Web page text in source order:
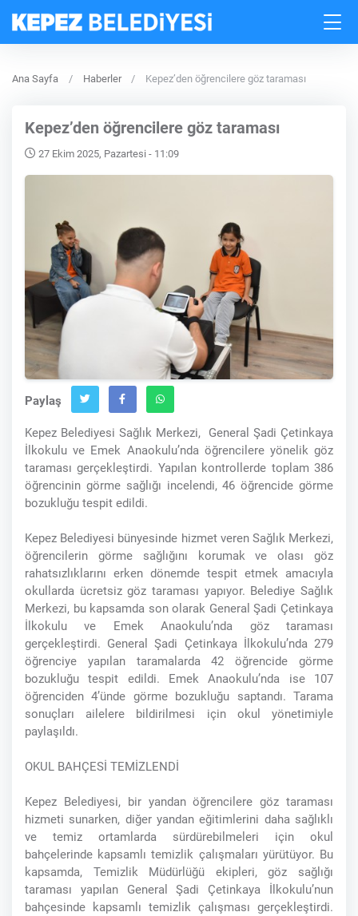
Ana Sayfa Haberler Kepez’den öğrencilere göz taraması
Kepez’den öğrencilere göz taraması
27 Ekim 2025, Pazartesi - 11:09
Paylaş
Kepez Belediyesi Sağlık Merkezi, General Şadi Çetinkaya
İlkokulu ve Emek Anaokulu’nda öğrencilere yönelik göz
taraması gerçekleştirdi. Yapılan kontrollerde toplam 386
öğrencinin görme sağlığı incelendi, 46 öğrencide görme
bozukluğu tespit edildi.
Kepez Belediyesi bünyesinde hizmet veren Sağlık Merkezi,
öğrencilerin görme sağlığını korumak ve olası göz
rahatsızlıklarını erken dönemde tespit etmek amacıyla
okullarda ücretsiz göz taraması yapıyor. Belediye Sağlık
Merkezi, bu kapsamda son olarak General Şadi Çetinkaya
İlkokulu ve Emek Anaokulu’nda göz taraması
gerçekleştirdi. General Şadi Çetinkaya İlkokulu’nda 279
öğrenciye yapılan taramalarda 42 öğrencide görme
bozukluğu tespit edildi. Emek Anaokulu’nda ise 107
öğrenciden 4’ünde görme bozukluğu saptandı. Tarama
sonuçları ailelere bildirilmesi için okul yönetimiyle
paylaşıldı.
OKUL BAHÇESİ TEMİZLENDİ
Kepez Belediyesi, bir yandan öğrencilere göz taraması
hizmeti sunarken, diğer yandan eğitimlerini daha sağlıklı
ve temiz ortamlarda sürdürebilmeleri için okul
bahçelerinde kapsamlı temizlik çalışmaları yürütüyor. Bu
kapsamda, Temizlik Müdürlüğü ekipleri, göz sağlığı
taraması yapılan General Şadi Çetinkaya İlkokulu’nun
bahçesinde kapsamlı temizlik çalışması gerçekleştirdi.